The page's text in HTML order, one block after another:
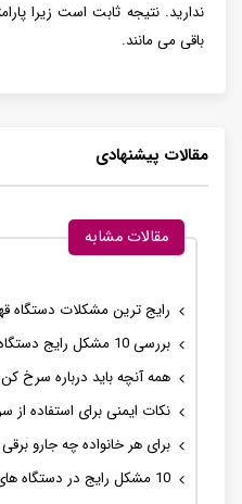
ندارید. نتیجه ثابت است زیرا
باقی می مانند.
مقالات پیشنهادی
مقالات مشابه
رایج ترین مشکلات دستگاه
بررسی 10 مشکل رایج دستگاه های آبمیوه گیری خانگی
همه آنچه باید درباره سرخ
نکات ایمنی برای استفاده
برای هر خانواده چه جارو
10 مشکل رایج در دستگاه های اسپرسوساز